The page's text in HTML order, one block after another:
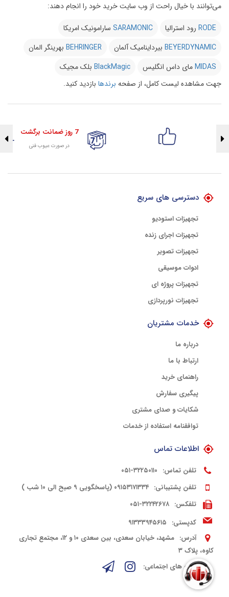
می‌توانند با خیال راحت از وب سایت خرید خود را انجام دهند:
RODE رود استرالیا SARAMONIC سارامونیک امریکا
BEYERDYNAMIC بیرداینامیک آلمان BEHRINGER بهرینگر المان
MIDASمای داس انگلیس BlackMagic بلک مجیک
جهت مشاهده لیست کامل، از صفحه برندها بازدید کنید.
7 روز ضمانت برگشت
در صورت عیوب فنی
دسترسی های سریع
تجهیزات استودیو
تجهیزات اجرای زنده
تجهیزات تصویر
ادوات موسیقی
تجهیزات پروژه ای
تجهیزات نورپردازی
خدمات مشتریان
درباره ما
ارتباط با ما
راهنمای خرید
پیگیری سفارش
شکایات و صدای مشتری
توافقنامه استفاده از خدمات
اطلاعات تماس
تلفن تماس: ۳۲۲۵۰۱۱۰-۰۵۱
تلفن پشتیبانی: ۰۹۱۵۳۱۷۱۳۳۴ (پاسخگویی ۹ صبح الی ۱۰ شب )
تلفکس: ۳۲۲۴۲۶۷۸-۰۵۱
کدپستی: ۹۱۳۳۳۹۴۵۶۱۵
آدرس:
مشهد، خیابان سعدی، بین سعدی ۱۰ و ۱۲، مجتمع تجاری
کاوه، پلاک ۳
شبکه های اجتماعی: